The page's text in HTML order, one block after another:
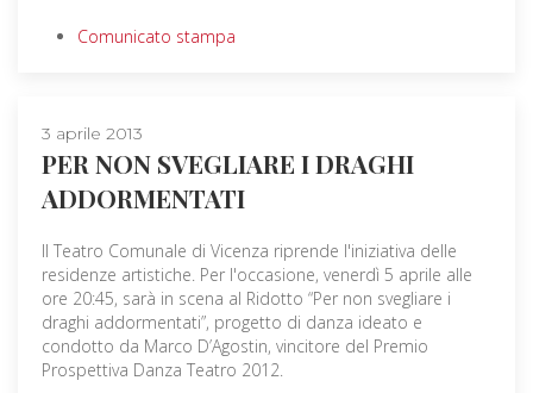
Comunicato stampa
3 aprile 2013
PER NON SVEGLIARE I DRAGHI
ADDORMENTATI
Il Teatro Comunale di Vicenza riprende l'iniziativa delle
residenze artistiche. Per l'occasione, venerdì 5 aprile alle
ore 20:45, sarà in scena al Ridotto “Per non svegliare i
draghi addormentati”, progetto di danza ideato e
condotto da Marco D’Agostin, vincitore del Premio
Prospettiva Danza Teatro 2012.